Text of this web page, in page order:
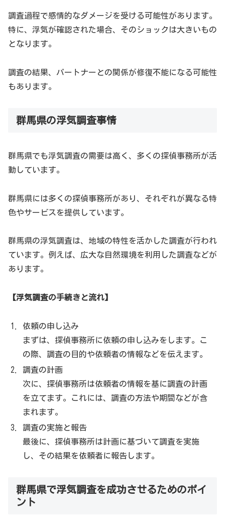
調査過程で感情的なダメージを受ける可能性があります。
特に、浮気が確認された場合、そのショックは大きいもの
となります。
調査の結果、パートナーとの関係が修復不能になる可能性
もあります。
群馬県の浮気調査事情
群馬県でも浮気調査の需要は高く、多くの探偵事務所が活
動しています。
群馬県には多くの探偵事務所があり、それぞれが異なる特
色やサービスを提供しています。
群馬県の浮気調査は、地域の特性を活かした調査が行われ
ています。例えば、広大な自然環境を利用した調査などが
あります。
【浮気調査の手続きと流れ】
依頼の申し込み
まずは、探偵事務所に依頼の申し込みをします。こ
の際、調査の目的や依頼者の情報などを伝えます。
調査の計画
次に、探偵事務所は依頼者の情報を基に調査の計画
を立てます。これには、調査の方法や期間などが含
まれます。
調査の実施と報告
最後に、探偵事務所は計画に基づいて調査を実施
し、その結果を依頼者に報告します。
群馬県で浮気調査を成功させるためのポイ
ント